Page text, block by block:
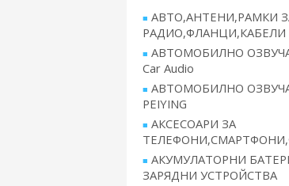
АВТО,АНТЕНИ,РАМКИ
РАДИО,ФЛАНЦИ,КАБЕЛИ
АВТОМОБИЛНО
Car Audio
АВТОМОБИЛНО
PEIYING
АКСЕСОАРИ ЗА
АКУМУЛАТОРНИ
ЗАРЯДНИ УСТРОЙСТВА